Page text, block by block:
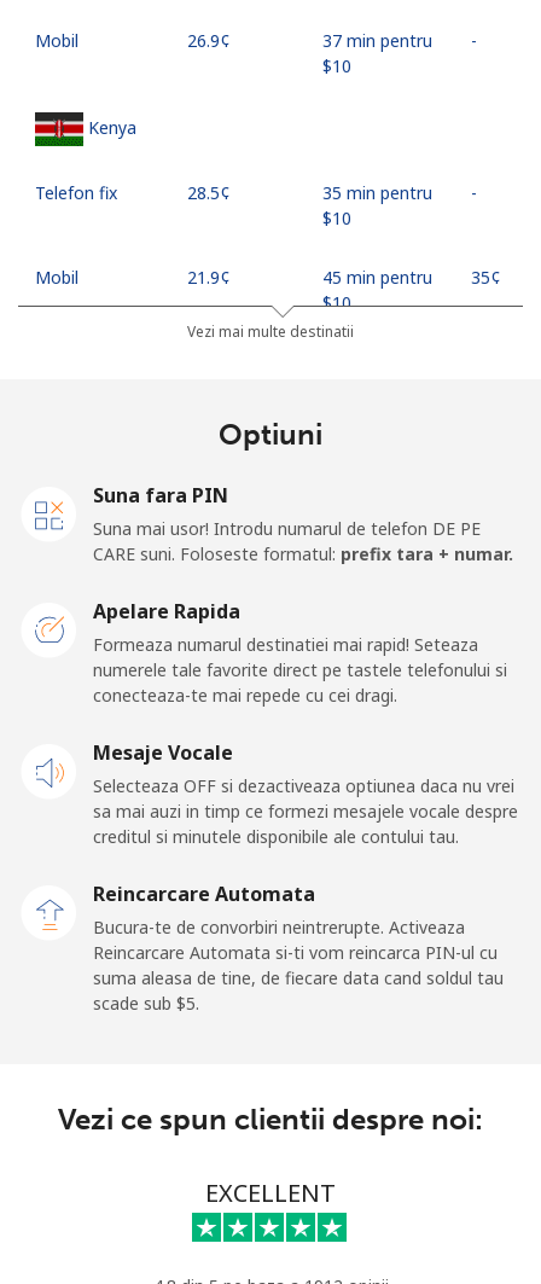
Mobil ⁦26.9¢⁩
37 min pentru
⁦$10⁩
-
Kenya
Telefon fix ⁦28.5¢⁩
35 min pentru
⁦$10⁩
-
Mobil ⁦21.9¢⁩
45 min pentru
⁦$10⁩
⁦35¢⁩
All country
⁦$10⁩
Kosovo
Telefon fix ⁦32.9¢⁩
30 min pentru
⁦$10⁩
-
⁦64.5¢⁩
Kuwait
Telefon fix ⁦6.9¢⁩
pentru ⁦$10⁩
⁦6.9¢⁩
144 min
31 min pentru
⁦34.9¢⁩
28 min pentru
⁦$10⁩
Vezi mai multe destinatii
Optiuni
Suna fara PIN
Suna mai usor! Introdu numarul de telefon DE PE
CARE suni. Foloseste formatul: prefix tara + numar.
Apelare Rapida
Formeaza numarul destinatiei mai rapid! Seteaza
numerele tale favorite direct pe tastele telefonului si
conecteaza-te mai repede cu cei dragi.
Mesaje Vocale
Selecteaza OFF si dezactiveaza optiunea daca nu vrei
sa mai auzi in timp ce formezi mesajele vocale despre
creditul si minutele disponibile ale contului tau.
Reincarcare Automata
Bucura-te de convorbiri neintrerupte. Activeaza
Reincarcare Automata si-ti vom reincarca PIN-ul cu
suma aleasa de tine, de fiecare data cand soldul tau
scade sub ⁦$5⁩.
Vezi ce spun clientii despre noi:
EXCELLENT